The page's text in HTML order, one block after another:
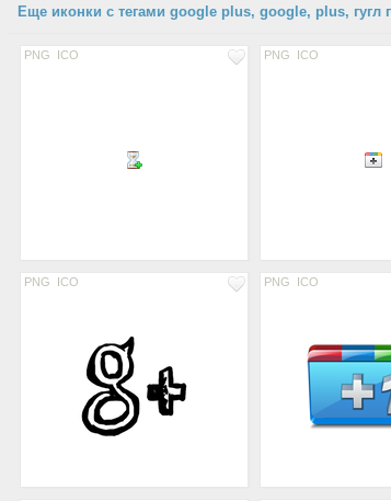
Еще иконки с тегами google plus, google, plus,
PNG ICO PNG ICO
PNG ICO PNG ICO